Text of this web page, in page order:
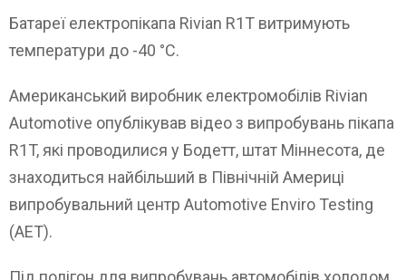
Батареї електропікапа Rivian R1T витримують
температури до -40 °C.
Американський виробник електромобілів Rivian
Automotive опублікував відео з випробувань пікапа
R1T, які проводилися у Бодетт, штат Міннесота, де
знаходиться найбільший в Північній Америці
випробувальний центр Automotive Enviro Testing
(AET).